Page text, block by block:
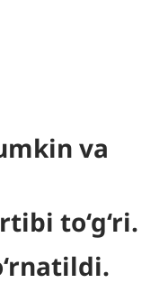
va
to‘g‘ri.